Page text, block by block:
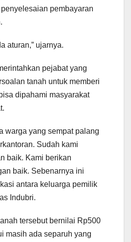
pembayaran
aturan,” ujarnya.
pejabat yang
tanah untuk memberi
dipahami masyarakat
warga yang sempat palang
Sudah kami
baik. Kami berikan
baik. Sebenarnya ini
antara keluarga pemilik
Indubri.
tersebut bernilai Rp500
masih ada separuh yang